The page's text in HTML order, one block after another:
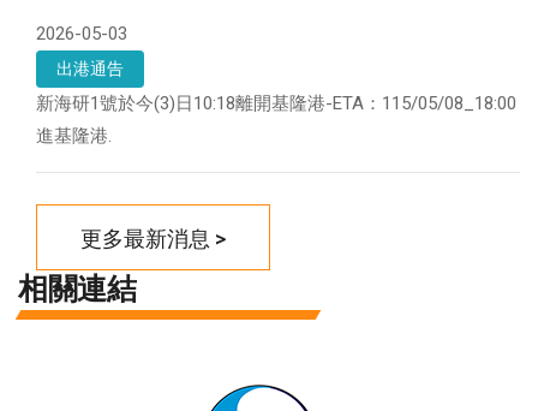
2026-05-03
出港通告
新海研1號於今(3)日10:18離開基隆港-ETA：115/05/08_18:00
進基隆港.
更多最新消息 >
相關連結